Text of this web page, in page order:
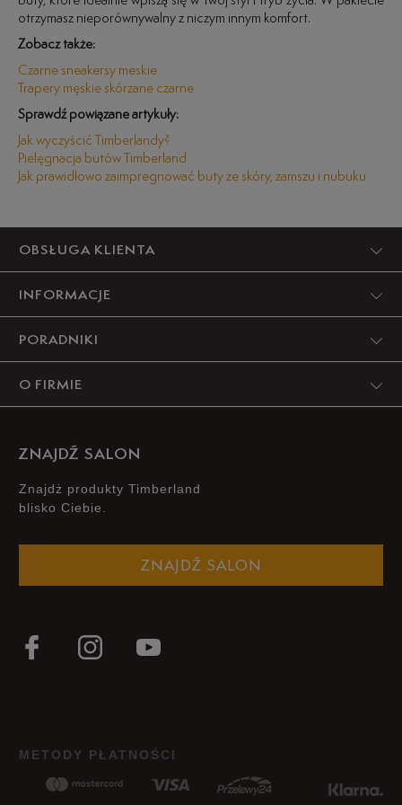
otrzymasz nieporównywalny z niczym innym komfort.
Zobacz także:
Czarne sneakersy meskie
Trapery męskie skórzane czarne
Sprawdź powiązane artykuły:
Jak wyczyścić Timberlandy?
Pielęgnacja butów Timberland
Jak prawidłowo zaimpregnować buty ze skóry, zamszu i nubuku
OBSŁUGA KLIENTA
INFORMACJE
PORADNIKI
O FIRMIE
ZNAJDŹ SALON
Znajdż produkty Timberland
blisko Ciebie.
ZNAJDŹ SALON
METODY PŁATNOŚCI